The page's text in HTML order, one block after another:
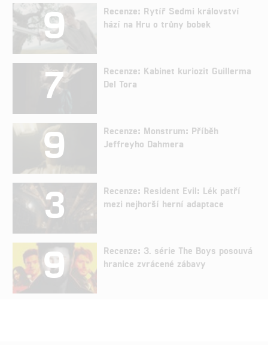
9
Recenze: Rytíř Sedmi království
hází na Hru o trůny bobek
7
Recenze: Kabinet kuriozit Guillerma
Del Tora
9
Recenze: Monstrum: Příběh
Jeffreyho Dahmera
3
Recenze: Resident Evil: Lék patří
mezi nejhorší herní adaptace
9
Recenze: 3. série The Boys posouvá
hranice zvrácené zábavy